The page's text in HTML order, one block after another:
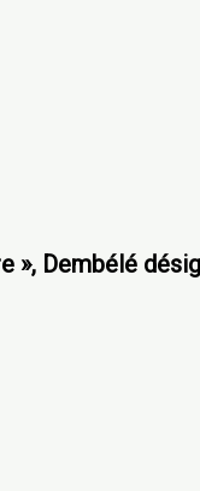
», Dembélé